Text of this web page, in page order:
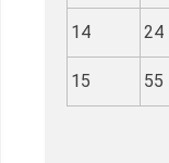
14
24
15 55